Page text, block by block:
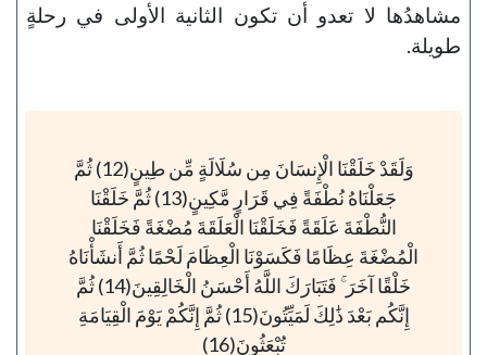
مشاهدُها لا تعدو أن تكون الثانية الأولى في رحلةٍ
طويلة.
وَلَقَدْ خَلَقْنَا الْإِنسَانَ مِن سُلَالَةٍ مِّن طِينٍ(12) ثُمَّ
جَعَلْنَاهُ نُطْفَةً فِي قَرَارٍ مَّكِينٍ(13) ثُمَّ خَلَقْنَا
النُّطْفَةَ عَلَقَةً فَخَلَقْنَا الْعَلَقَةَ مُضْغَةً فَخَلَقْنَا
الْمُضْغَةَ عِظَامًا فَكَسَوْنَا الْعِظَامَ لَحْمًا ثُمَّ أَنشَأْنَاهُ
خَلْقًا آخَرَ ۚ فَتَبَارَكَ اللَّهُ أَحْسَنُ الْخَالِقِينَ(14) ثُمَّ
إِنَّكُم بَعْدَ ذَٰلِكَ لَمَيِّتُونَ(15) ثُمَّ إِنَّكُمْ يَوْمَ الْقِيَامَةِ
تُبْعَثُونَ(16)